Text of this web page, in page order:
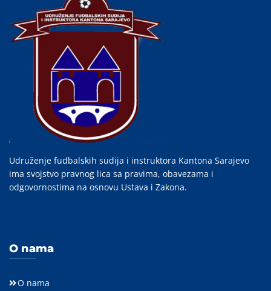
Udruženje fudbalskih sudija i instruktora Kantona Sarajevo
ima svojstvo pravnog lica sa pravima, obavezama i
odgovornostima na osnovu Ustava i Zakona.
O nama
O nama